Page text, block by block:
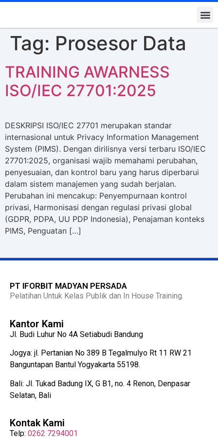
Tag: Prosesor Data
TRAINING AWARNESS
ISO/IEC 27701:2025
DESKRIPSI ISO/IEC 27701 merupakan standar
internasional untuk Privacy Information Management
System (PIMS). Dengan dirilisnya versi terbaru ISO/IEC
27701:2025, organisasi wajib memahami perubahan,
penyesuaian, dan kontrol baru yang harus diperbarui
dalam sistem manajemen yang sudah berjalan.
Perubahan ini mencakup: Penyempurnaan kontrol
privasi, Harmonisasi dengan regulasi privasi global
(GDPR, PDPA, UU PDP Indonesia), Penajaman konteks
PIMS, Penguatan […]
PT IFORBIT MADYAN PERSADA
Pelatihan Untuk Kelas Publik dan In House Training.
Kantor Kami
Jl. Budi Luhur No 4A Setiabudi Bandung
Jogya: jl. Pertanian No 389 B Tegalmulyo Rt 11 RW 21
Banguntapan Bantul Yogyakarta 55198.
Bali: Jl. Tukad Badung IX, G B1, no. 4 Renon, Denpasar
Selatan, Bali
Kontak Kami
Telp: 0262 7294001